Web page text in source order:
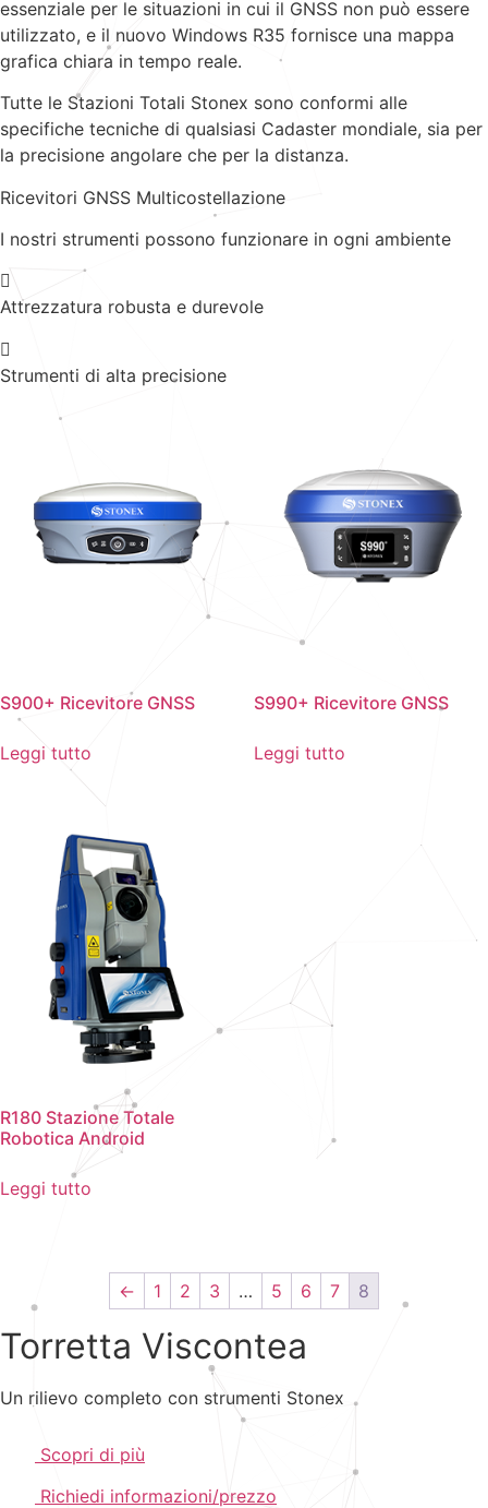
essenziale per le situazioni in cui il GNSS non può essere
utilizzato, e il nuovo Windows R35 fornisce una mappa
grafica chiara in tempo reale.
Tutte le Stazioni Totali Stonex sono conformi alle
specifiche tecniche di qualsiasi Cadaster mondiale, sia per
la precisione angolare che per la distanza.
Ricevitori GNSS Multicostellazione
I nostri strumenti possono funzionare in ogni ambiente
Attrezzatura robusta e durevole
Strumenti di alta precisione
S900+ Ricevitore GNSS
Leggi tutto
S990+ Ricevitore GNSS
Leggi tutto
R180 Stazione Totale
Robotica Android
Leggi tutto
← 1 2 3 … 5 6 7 8
Torretta Viscontea
Un rilievo completo con strumenti Stonex
Scopri di più
Richiedi informazioni/prezzo